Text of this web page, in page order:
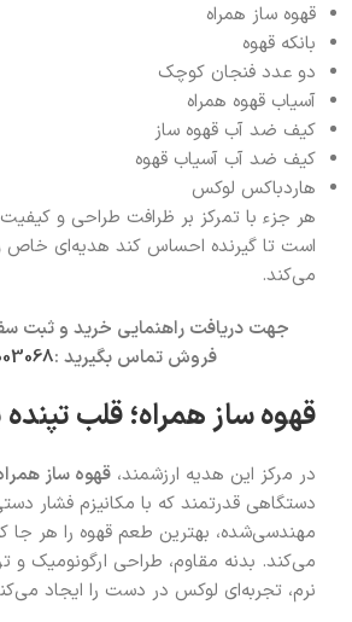
قهوه ساز همراه
بانکه قهوه
دو عدد فنجان کوچک
آسیاب قهوه همراه
کیف ضد آب قهوه ساز
کیف ضد آب آسیاب قهوه
هاردباکس لوکس
هر جزء با تمرکز بر ظرافت طراحی و
است تا گیرنده احساس کند هدیه‌ای خاص
می‌کند.
جهت دریافت راهنمایی خرید و ثبت
فروش تماس بگیرید :
قهوه ساز همراه؛ قلب
در مرکز این هدیه ارزشمند، قهوه ساز
دستگاهی قدرتمند که با مکانیزم فشار
مهندسی‌شده، بهترین طعم قهوه را هر جا
می‌کند. بدنه مقاوم، طراحی ارگونومیک و
نرم، تجربه‌ای لوکس در دست را ایجاد